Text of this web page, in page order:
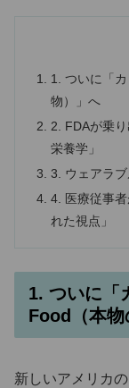
1. ついに「
物）」へ
2. FDAが乗
栄養学」
3. ウェアラ
4. 医療従事
れた視点」
1. ついに「
Food（本
新しいアメリカ